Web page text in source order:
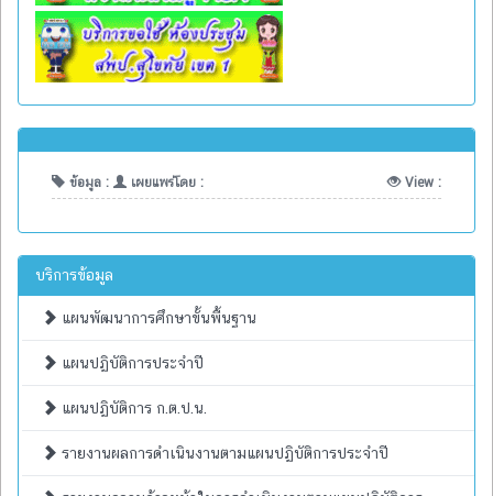
ข้อมูล : เผยแพร่โดย : View :
บริการข้อมูล
แผนพัฒนาการศึกษาขั้นพื้นฐาน
แผนปฏิบัติการประจำปี
แผนปฏิบัติการ ก.ต.ป.น.
รายงานผลการดำเนินงานตามแผนปฏิบัติการประจำปี